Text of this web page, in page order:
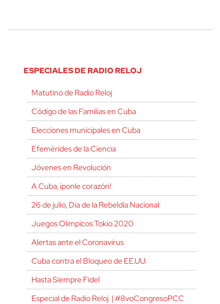
ESPECIALES DE RADIO RELOJ
Matutino de Radio Reloj
Código de las Familias en Cuba
Elecciones municipales en Cuba
Efemérides de la Ciencia
Jóvenes en Revolución
A Cuba, ¡ponle corazón!
26 de julio, Día de la Rebeldía Nacional
Juegos Olímpicos Tokio 2020
Alertas ante el Coronavirus
Cuba contra el Bloqueo de EE.UU.
Hasta Siempre Fidel
Especial de Radio Reloj | #8voCongresoPCC